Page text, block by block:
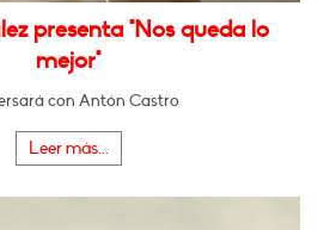
presenta "Nos queda lo
mejor"
con Antón Castro
Leer más...